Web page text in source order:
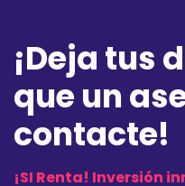
¡Deja tus
que un
contacte!
¡SI Renta! Inversión